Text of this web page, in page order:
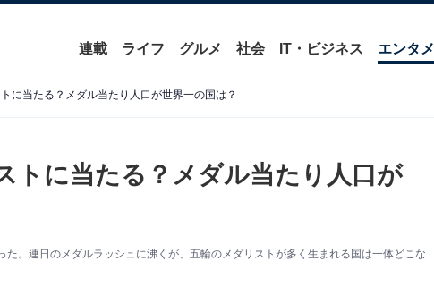
連載 ライフ グルメ 社会 IT・ビジネス エンタメ
に当たる？メダル当たり人口が世界一の国は？
トに当たる？メダル当たり人口が
た。連日のメダルラッシュに沸くが、五輪のメダリストが多く生まれる国は一体どこな